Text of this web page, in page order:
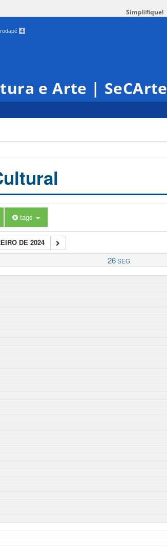
Simplifique!
4
e Arte | SeCArte
tags
DE 2024
26SEG